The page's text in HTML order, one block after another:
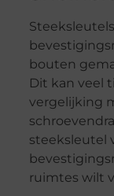
bouten
Dit kan veel
vergelijking
steeksleutel
ruimtes wilt